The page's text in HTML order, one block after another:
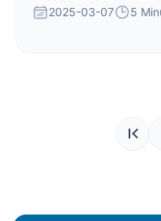
2025-03-07 5